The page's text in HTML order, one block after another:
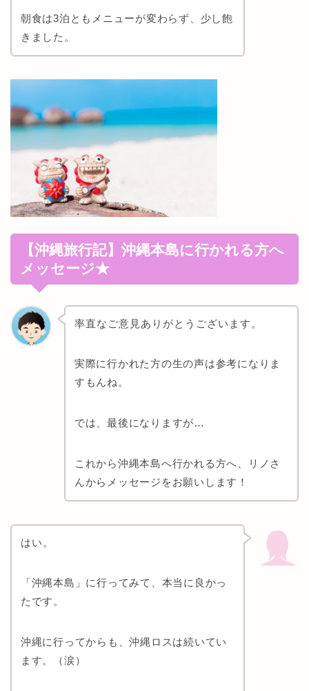
朝食は3泊ともメニューが変わらず、少し飽
きました。
【沖縄旅行記】沖縄本島に行かれる方へ
メッセージ★
率直なご意見ありがとうございます。
実際に行かれた方の生の声は参考になりま
すもんね。
では、最後になりますが…
これから沖縄本島へ行かれる方へ、リノさ
んからメッセージをお願いします！
はい。
「沖縄本島」に行ってみて、本当に良かっ
たです。
沖縄に行ってからも、沖縄ロスは続いてい
ます。（涙）